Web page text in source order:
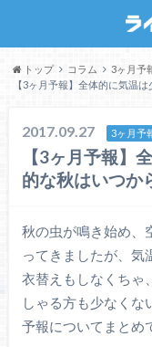
トップ コラム
3ヶ月予
【3ヶ月予報】全体的に気温
2017.09.27 3ヶ月予
【3ヶ月予報】
的な秋はいつか
秋の虫が鳴き始め、
ってきましたが、気
衣替えもしなくちゃ
しゃる方も少なくな
予報についてまとめ